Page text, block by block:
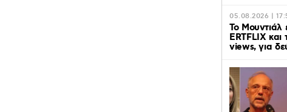
05.08.2026 |
Το Μουντιάλ
ERTFLIX και
views, για